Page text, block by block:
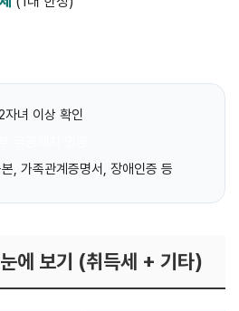
녀 이상 확인
, 가족관계증명서, 장애인증 등
에 보기 (취득세 + 기타)